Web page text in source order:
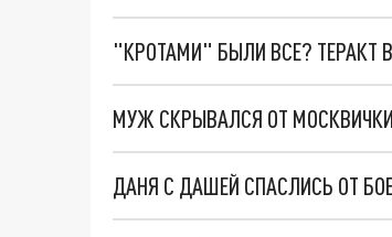
"КРОТАМИ" БЫЛИ ВСЕ? ТЕРАКТ
МУЖ СКРЫВАЛСЯ ОТ
ДАНЯ С ДАШЕЙ СПАСЛИСЬ ОТ